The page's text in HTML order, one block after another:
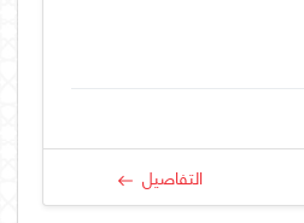
التفاصيل